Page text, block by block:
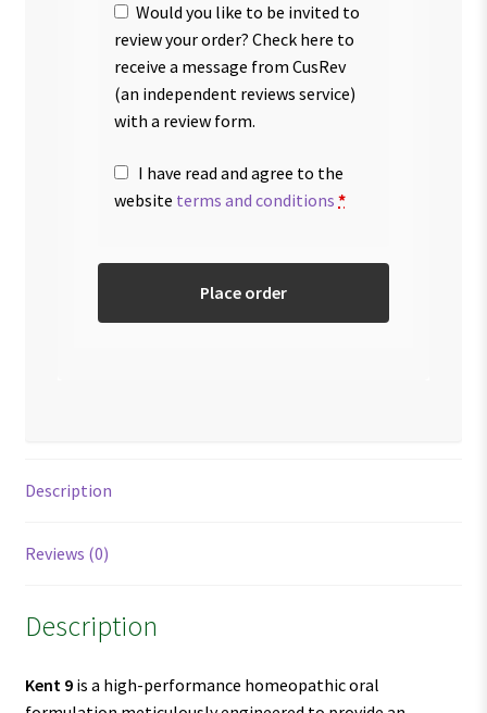
Would you like to be invited to
review your order? Check here to
receive a message from CusRev
(an independent reviews service)
with a review form.
I have read and agree to the
website terms and conditions *
Place order
Description
Reviews (0)
Description
Kent 9is a high-performance homeopathic oral